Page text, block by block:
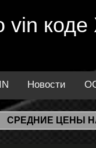
vin
Новости
СРЕДНИЕ ЦЕНЫ